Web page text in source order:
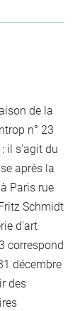
de la
n° 23
: il s'agit du
après la
Paris rue
Schmidt
d'art
correspond
décembre
des